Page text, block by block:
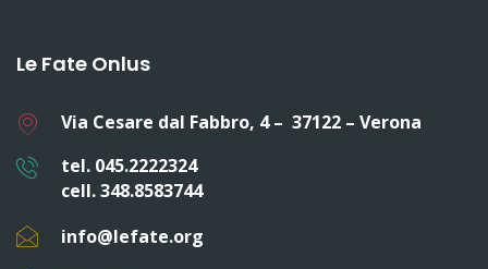
Le Fate Onlus
Via Cesare dal Fabbro, 4 – 37122 – Verona
tel. 045.2222324
cell. 348.8583744
info@lefate.org